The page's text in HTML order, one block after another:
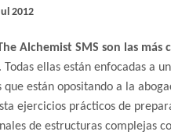
2012
Alchemist SMS son las
. Todas ellas están enfocadas a
están opositando a la
ejercicios prácticos de
de estructuras complejas